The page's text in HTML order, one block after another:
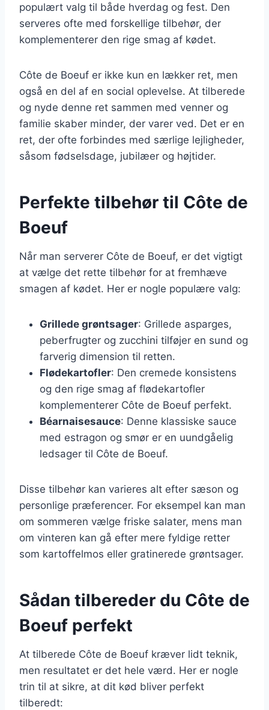
populært valg til både hverdag og fest. Den
serveres ofte med forskellige tilbehør, der
komplementerer den rige smag af kødet.
Côte de Boeuf er ikke kun en lækker ret, men
også en del af en social oplevelse. At tilberede
og nyde denne ret sammen med venner og
familie skaber minder, der varer ved. Det er en
ret, der ofte forbindes med særlige lejligheder,
såsom fødselsdage, jubilæer og højtider.
Perfekte tilbehør til Côte de
Boeuf
Når man serverer Côte de Boeuf, er det vigtigt
at vælge det rette tilbehør for at fremhæve
smagen af kødet. Her er nogle populære valg:
Grillede grøntsager: Grillede asparges,
peberfrugter og zucchini tilføjer en sund og
farverig dimension til retten.
Flødekartofler: Den cremede konsistens
og den rige smag af flødekartofler
komplementerer Côte de Boeuf perfekt.
Béarnaisesauce: Denne klassiske sauce
med estragon og smør er en uundgåelig
ledsager til Côte de Boeuf.
Disse tilbehør kan varieres alt efter sæson og
personlige præferencer. For eksempel kan man
om sommeren vælge friske salater, mens man
om vinteren kan gå efter mere fyldige retter
som kartoffelmos eller gratinerede grøntsager.
Sådan tilbereder du Côte de
Boeuf perfekt
At tilberede Côte de Boeuf kræver lidt teknik,
men resultatet er det hele værd. Her er nogle
trin til at sikre, at dit kød bliver perfekt
tilberedt: